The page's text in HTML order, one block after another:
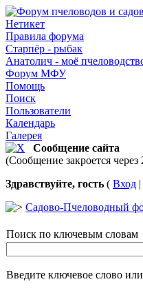
Нетикет
Правила форума
Старпёр - рыбак
Анатолич - моё
Форум МФУ
Помощь
Поиск
Пользователи
Календарь
Галерея
Сообщение сайта
(Сообщение закроется через
Здравствуйте, гость ( Вход |
Садово-Пчеловодный
Поиск по ключевым словам
Введите ключевое слово